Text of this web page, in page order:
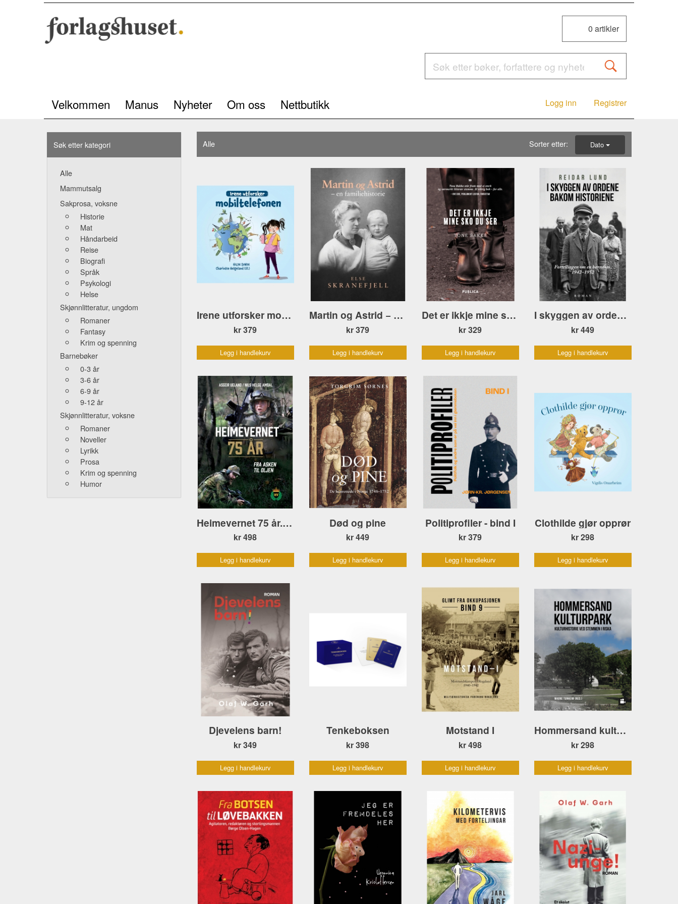
0 artikler
Velkommen Manus Nyheter Om oss Nettbutikk Logg inn Registrer
Søk etter kategori
Alle
Mammutsalg
Sakprosa, voksne
Historie
Mat
Håndarbeid
Reise
Biografi
Språk
Psykologi
Helse
Skjønnlitteratur, ungdom
Romaner
Fantasy
Krim og spenning
Barnebøker
0-3 år
3-6 år
6-9 år
9-12 år
Skjønnlitteratur, voksne
Romaner
Noveller
Lyrikk
Prosa
Krim og spenning
Humor
Alle Sorter etter: Dato
Irene utforsker mobiltelefonen
kr 379
Legg i handlekurv
Martin og Astrid − en familiehistorie
kr 379
Legg i handlekurv
Det er ikkje mine sko du ser
kr 329
Legg i handlekurv
I skyggen av ordene bakom historiene
kr 449
Legg i handlekurv
Heimevernet 75 år. Fra asken til oljen
kr 498
Legg i handlekurv
Død og pine
kr 449
Legg i handlekurv
Politiprofiler - bind I
kr 379
Legg i handlekurv
Clothilde gjør opprør
kr 298
Legg i handlekurv
Djevelens barn!
kr 349
Legg i handlekurv
Tenkeboksen
kr 398
Legg i handlekurv
Motstand I
kr 498
Legg i handlekurv
Hommersand kulturpark
kr 298
Legg i handlekurv